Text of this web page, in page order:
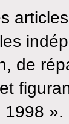
de
1998 ».